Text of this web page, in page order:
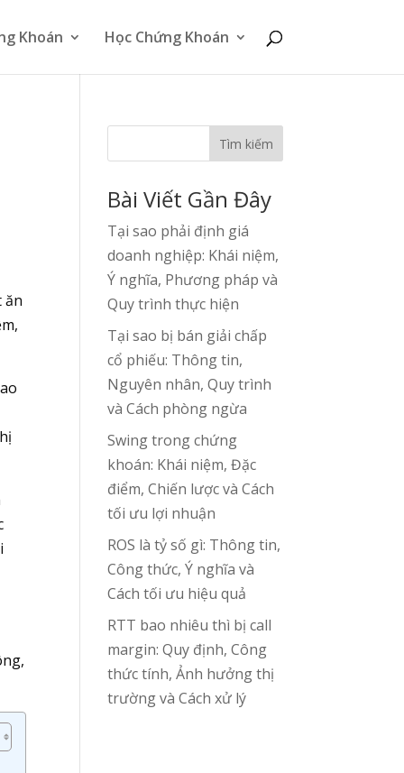
Khoán Học Chứng Khoán
ăn
Tìm kiếm
Bài Viết Gần Đây
Tại sao phải định giá
doanh nghiệp: Khái niệm,
Ý nghĩa, Phương pháp và
Quy trình thực hiện
Tại sao bị bán giải chấp
cổ phiếu: Thông tin,
Nguyên nhân, Quy trình
và Cách phòng ngừa
Swing trong chứng
khoán: Khái niệm, Đặc
điểm, Chiến lược và Cách
tối ưu lợi nhuận
ROS là tỷ số gì: Thông tin,
Công thức, Ý nghĩa và
Cách tối ưu hiệu quả
RTT bao nhiêu thì bị call
margin: Quy định, Công
thức tính, Ảnh hưởng thị
trường và Cách xử lý